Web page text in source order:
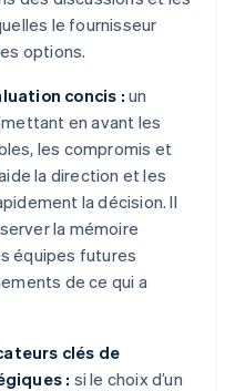
le fournisseur
options.
concis : un
en avant les
les compromis et
la direction et les
la décision. Il
la mémoire
équipes futures
de ce qui a
clés de
: si le choix d’un